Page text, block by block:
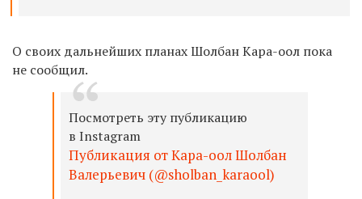
О своих дальнейших планах Шолбан Кара-оол пока
не сообщил.
Посмотреть эту публикацию
в Instagram
Публикация от Кара-оол Шолбан
Валерьевич (@sholban_karaool)